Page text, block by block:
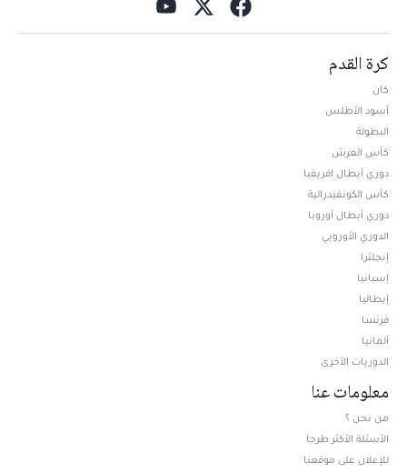
كرة القدم
كان
أسود الأطلس
البطولة
كأس العرش
دوري أبطال افريقيا
كأس الكونفيدرالية
دوري أبطال أوروبا
الدوري الأوروبي
إنجلترا
إسبانيا
إيطاليا
فرنسا
ألمانيا
الدوريات الأخرى
معلومات عنا
من نحن ؟
الأسئلة الأكثر طرحا
للإعلان على موقعنا